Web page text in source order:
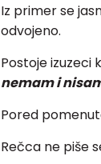
Iz primer se
odvojeno.
Postoje izuzeci
nemam i
Pored
Rečca ne piše